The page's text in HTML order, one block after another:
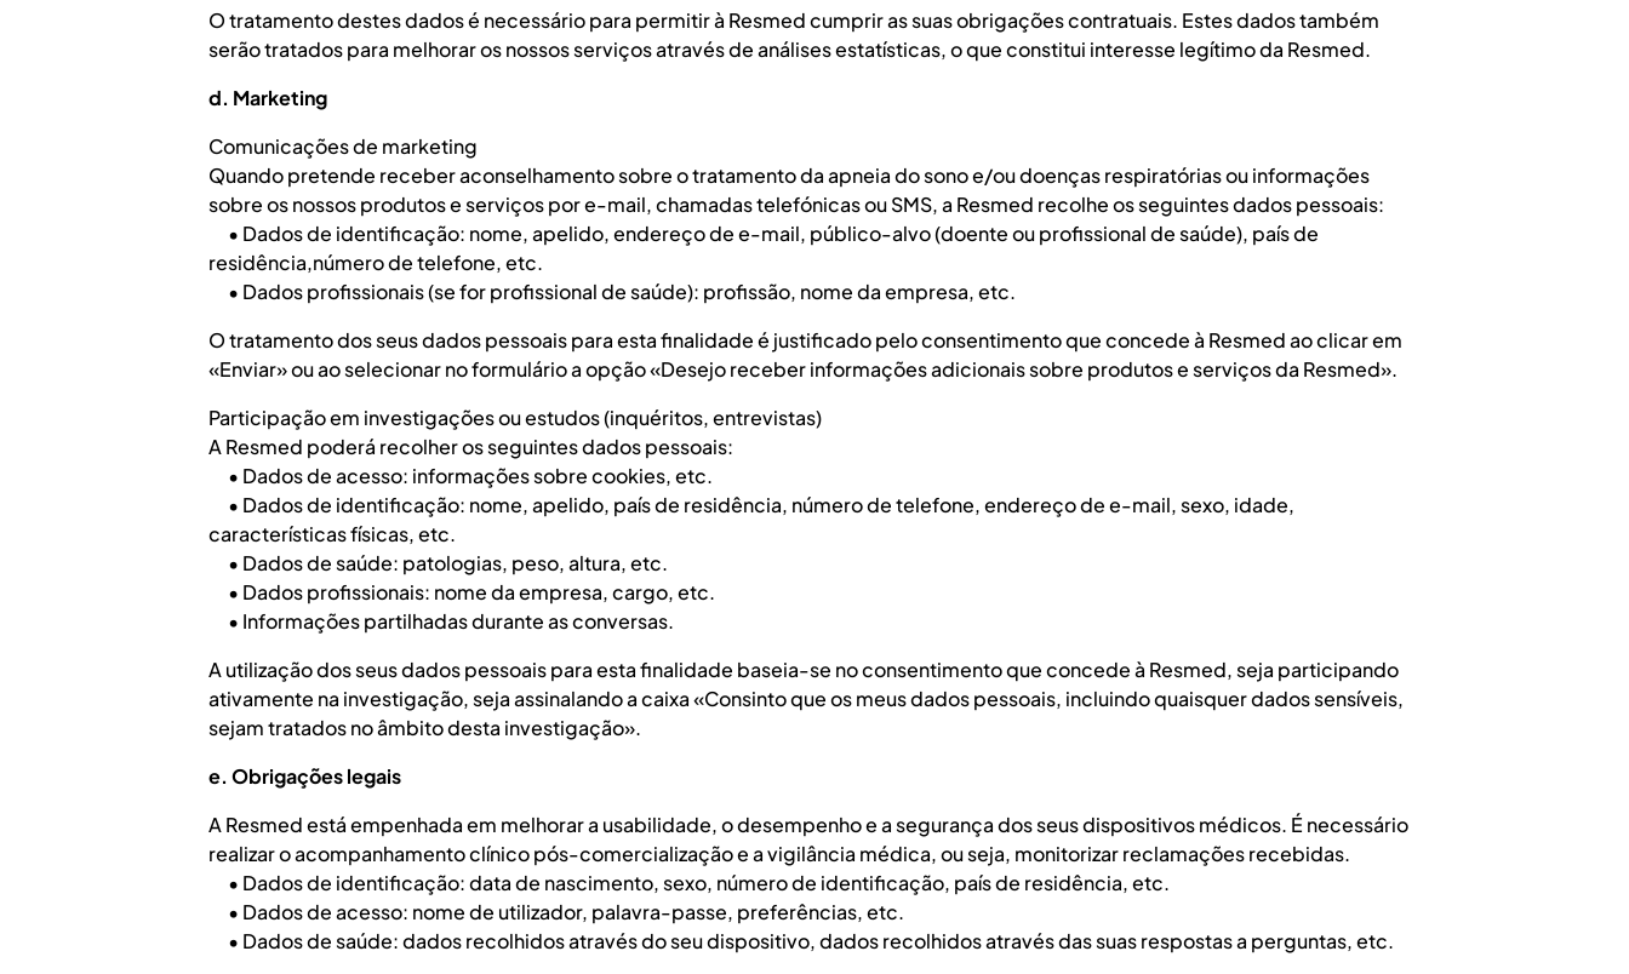
O tratamento destes dados é necessário para permitir à Resmed cumprir as suas obrigações contratuais. Estes dados também
serão tratados para melhorar os nossos serviços através de análises estatísticas, o que constitui interesse legítimo da Resmed.
d. Marketing
Comunicações de marketing
Quando pretende receber aconselhamento sobre o tratamento da apneia do sono e/ou doenças respiratórias ou informações
sobre os nossos produtos e serviços por e-mail, chamadas telefónicas ou SMS, a Resmed recolhe os seguintes dados pessoais:
• Dados de identificação: nome, apelido, endereço de e-mail, público-alvo (doente ou profissional de saúde), país de
residência,número de telefone, etc.
• Dados profissionais (se for profissional de saúde): profissão, nome da empresa, etc.
O tratamento dos seus dados pessoais para esta finalidade é justificado pelo consentimento que concede à Resmed ao clicar em
«Enviar» ou ao selecionar no formulário a opção «Desejo receber informações adicionais sobre produtos e serviços da Resmed».
Participação em investigações ou estudos (inquéritos, entrevistas)
A Resmed poderá recolher os seguintes dados pessoais:
• Dados de acesso: informações sobre cookies, etc.
• Dados de identificação: nome, apelido, país de residência, número de telefone, endereço de e-mail, sexo, idade,
características físicas, etc.
• Dados de saúde: patologias, peso, altura, etc.
• Dados profissionais: nome da empresa, cargo, etc.
• Informações partilhadas durante as conversas.
A utilização dos seus dados pessoais para esta finalidade baseia-se no consentimento que concede à Resmed, seja participando
ativamente na investigação, seja assinalando a caixa «Consinto que os meus dados pessoais, incluindo quaisquer dados sensíveis,
sejam tratados no âmbito desta investigação».
e. Obrigações legais
A Resmed está empenhada em melhorar a usabilidade, o desempenho e a segurança dos seus dispositivos médicos. É necessário
realizar o acompanhamento clínico pós-comercialização e a vigilância médica, ou seja, monitorizar reclamações recebidas.
• Dados de identificação: data de nascimento, sexo, número de identificação, país de residência, etc.
• Dados de acesso: nome de utilizador, palavra-passe, preferências, etc.
• Dados de saúde: dados recolhidos através do seu dispositivo, dados recolhidos através das suas respostas a perguntas, etc.